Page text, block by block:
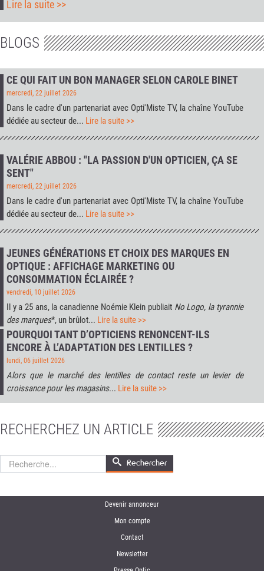
Lire la suite >>
BLOGS
CE QUI FAIT UN BON MANAGER SELON CAROLE BINET
mercredi, 22 juillet 2026
Dans le cadre d'un partenariat avec Opti'Miste TV, la chaîne YouTube
dédiée au secteur de... Lire la suite >>
VALÉRIE ABBOU : "LA PASSION D'UN OPTICIEN, ÇA SE
SENT"
mercredi, 22 juillet 2026
Dans le cadre d'un partenariat avec Opti'Miste TV, la chaîne YouTube
dédiée au secteur de... Lire la suite >>
JEUNES GÉNÉRATIONS ET CHOIX DES MARQUES EN
OPTIQUE : AFFICHAGE MARKETING OU
CONSOMMATION ÉCLAIRÉE ?
vendredi, 10 juillet 2026
Il y a 25 ans, la canadienne Noémie Klein publiait No Logo, la tyrannie
des marques*, un brûlot... Lire la suite >>
POURQUOI TANT D’OPTICIENS RENONCENT-ILS
ENCORE À L’ADAPTATION DES LENTILLES ?
lundi, 06 juillet 2026
Alors que le marché des lentilles de contact reste un levier de
croissance pour les magasins... Lire la suite >>
RECHERCHEZ UN ARTICLE
Rechercher Rechercher
Devenir annonceur
Mon compte
Contact
Newsletter